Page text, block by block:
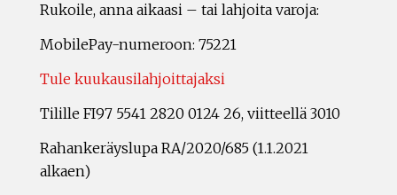
Rukoile, anna aikaasi – tai lahjoita varoja:
MobilePay-numeroon: 75221
Tule kuukausilahjoittajaksi
Tilille FI97 5541 2820 0124 26, viitteellä 3010
Rahankeräyslupa RA/2020/685 (1.1.2021
alkaen)